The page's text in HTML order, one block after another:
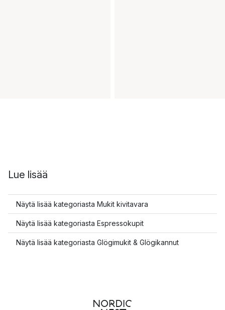
Lue lisää
Näytä lisää kategoriasta Mukit kivitavara
Näytä lisää kategoriasta Espressokupit
Näytä lisää kategoriasta Glögimukit & Glögikannut